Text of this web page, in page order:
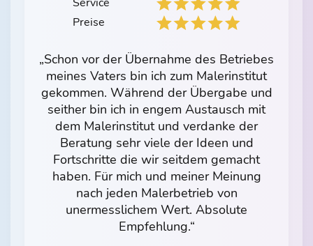
Preise
„Schon vor der Übernahme des Betriebes
meines Vaters bin ich zum Malerinstitut
gekommen. Während der Übergabe und
seither bin ich in engem Austausch mit
dem Malerinstitut und verdanke der
Beratung sehr viele der Ideen und
Fortschritte die wir seitdem gemacht
haben. Für mich und meiner Meinung
nach jeden Malerbetrieb von
unermesslichem Wert. Absolute
Empfehlung.“